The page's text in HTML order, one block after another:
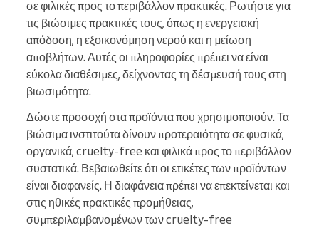
σε φιλικές προς το περιβάλλον πρακτικές. Ρωτήστε για
τις βιώσιμες πρακτικές τους, όπως η ενεργειακή
απόδοση, η εξοικονόμηση νερού και η μείωση
αποβλήτων. Αυτές οι πληροφορίες πρέπει να είναι
εύκολα διαθέσιμες, δείχνοντας τη δέσμευσή τους στη
βιωσιμότητα.
Δώστε προσοχή στα προϊόντα που χρησιμοποιούν. Τα
βιώσιμα ινστιτούτα δίνουν προτεραιότητα σε φυσικά,
οργανικά, cruelty-free και φιλικά προς το περιβάλλον
συστατικά. Βεβαιωθείτε ότι οι ετικέτες των προϊόντων
είναι διαφανείς. Η διαφάνεια πρέπει να επεκτείνεται και
στις ηθικές πρακτικές προμήθειας,
συμπεριλαμβανομένων των cruelty-free